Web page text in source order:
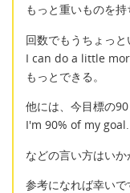
もっと重いものを持
回数でもうちょっと
I can do a little
もっとできる。
他には、今目標の90
I'm 90% of my goal.
などの言い方はいか
参考になれば幸いで